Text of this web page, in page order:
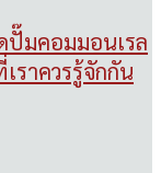
ปั๊มคอมมอนเรล
ราควรรู้จักกัน